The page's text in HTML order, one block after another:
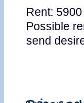
Rent:
Possible
send